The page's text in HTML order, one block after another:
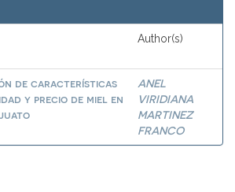
Author(s)
de características
y precio de miel en
ANEL
VIRIDIANA
MARTINEZ
FRANCO